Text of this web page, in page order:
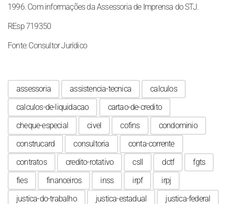
1996. Com informações da Assessoria de Imprensa do STJ.
REsp 719350
Fonte: Consultor Jurídico
assessoria assistencia-tecnica
calculos
calculos-de-liquidacao
cartao-de-credito
cheque-especial
civel cofins
condominio
construcard
consultoria
conta-corrente
contratos
credito-rotativo csll dctf
fgts
fies
financeiros inss irpf
irpj
justica-do-trabalho
justica-estadual
justica-federal